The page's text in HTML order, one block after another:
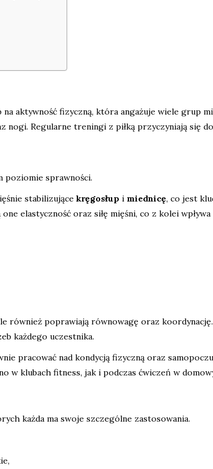
aktywność fizyczną, która angażuje wiele grup
nogi. Regularne treningi z piłką przyczyniają się
poziomie sprawności.
stabilizujące kręgosłup i miednicę, co jest
elastyczność oraz siłę mięśni, co z kolei
również poprawiają równowagę oraz
każdego uczestnika.
pracować nad kondycją fizyczną oraz
w klubach fitness, jak i podczas ćwiczeń w
każda ma swoje szczególne zastosowania.